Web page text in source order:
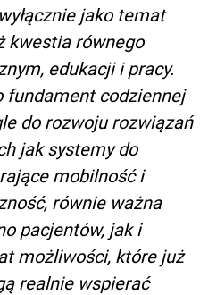
jako temat
kwestia równego
edukacji i pracy.
fundament codziennej
do rozwoju rozwiązań
jak systemy do
mobilność i
równie ważna
pacjentów, jak i
możliwości, które już
realnie wspierać